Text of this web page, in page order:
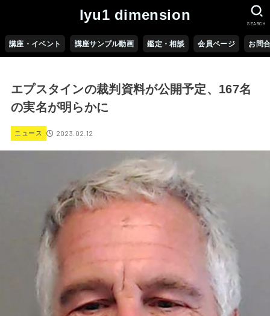
lyu1 dimension
講座・イベント 講座サンプル動画 鑑定・相談 会員ページ お問
SEARCH
エプスタインの裁判資料が公開予定、167名
の実名が明らかに
ニュース 2023.02.12